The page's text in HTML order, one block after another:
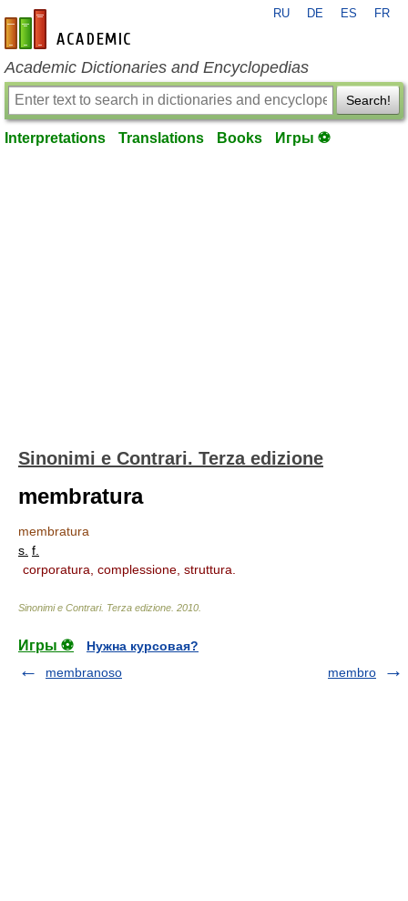
en-academic.com
RU DE ES FR
Academic Dictionaries and Encyclopedias
Search!
Interpretations Translations Books Игры ⚽
Sinonimi e Contrari. Terza edizione
membratura
membratura
s. f.
corporatura, complessione, struttura.
Sinonimi e Contrari. Terza edizione 2010
Игры ⚽
Нужна курсовая?
membranoso
membro